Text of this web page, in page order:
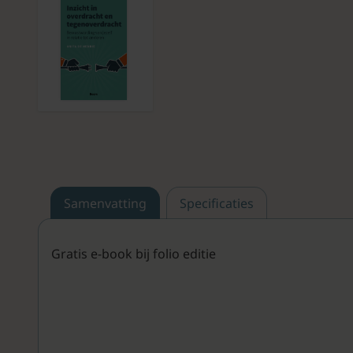
Samenvatting Specificaties
Gratis e-book bij folio editie